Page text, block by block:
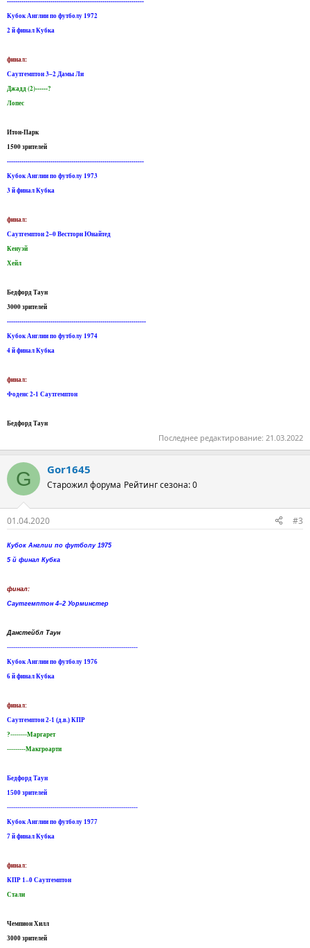
Кубок Англии по футболу 1972
2 й финал Кубка
финал:
Саутгемптон 3–2 Дамы Ли
Джадд (2)------?
Лопес
Итон-Парк
1500 зрителей
------------------------------------------------------------------
Кубок Англии по футболу 1973
3 й финал Кубка
финал:
Саутгемптон 2–0 Вестторн Юнайтед
Кенуэй
Хейл
Бедфорд Таун
3000 зрителей
-------------------------------------------------------------------
Кубок Англии по футболу 1974
4 й финал Кубка
финал:
Фоденс 2-1 Саутгемптон
Бедфорд Таун
Последнее редактирование: 21.03.2022
G Gor1645
Старожил форума Рейтинг сезона: 0
01.04.2020 #3
Кубок Англии по футболу 1975
5 й финал Кубка
финал:
Саутгемптон 4–2 Уорминстер
Данстейбл Таун
---------------------------------------------------------------
Кубок Англии по футболу 1976
6 й финал Кубка
финал:
Саутгемптон 2-1 (д.в.) КПР
?--------Маргарет
---------Макгроарти
Бедфорд Таун
1500 зрителей
---------------------------------------------------------------
Кубок Англии по футболу 1977
7 й финал Кубка
финал:
КПР 1–0 Саутгемптон
Стали
Чемпион Хилл
3000 зрителей